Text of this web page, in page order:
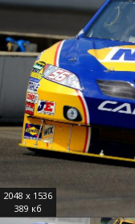
2048 x 1536
389 кб